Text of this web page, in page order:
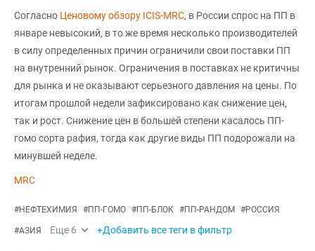
Согласно Ценовому обзору ICIS-MRC, в России спрос на ПП в
январе невысокий, в то же время несколько производителей
в силу определенных причин ограничили свои поставки ПП
на внутренний рынок. Ограничения в поставках не критичны
для рынка и не оказывают серьезного давления на цены. По
итогам прошлой недели зафиксировано как снижение цен,
так и рост. Снижение цен в большей степени касалось ПП-
гомо сорта рафия, тогда как другие виды ПП подорожали на
минувшей неделе.
MRC
#НЕФТЕХИМИЯ #ПП-ГОМО #ПП-БЛОК #ПП-РАНДОМ #РОССИЯ
#АЗИЯ Еще 6 +Добавить все теги в фильтр